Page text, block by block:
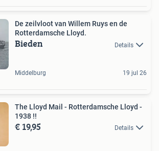
De zeilvloot van Willem Ruys en de
Rotterdamsche Lloyd.
Bieden Details
Middelburg 19 jul 26
The Lloyd Mail - Rotterdamsche Lloyd -
1938 !!
€ 19,95 Details